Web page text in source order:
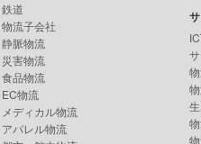
鉄道
物流子会社
静脈物流
災害物流
食品物流
EC物流
メディカル物流
アパレル物流